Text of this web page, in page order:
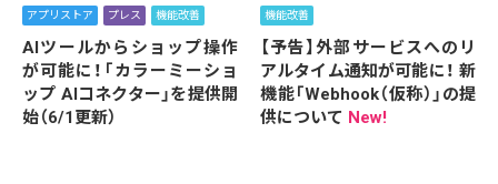
アプリストア プレス 機能改善
AIツールからショップ操作
が可能に！「カラーミーショ
ップ AIコネクター」を提供開
始（6/1更新）
機能改善
【予告】外部サービスへのリ
アルタイム通知が可能に！ 新
機能「Webhook（仮称）」の提
供について New!